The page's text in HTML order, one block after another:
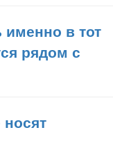
именно в тот
рядом с